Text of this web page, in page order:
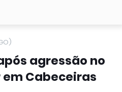
agressão no
Cabeceiras